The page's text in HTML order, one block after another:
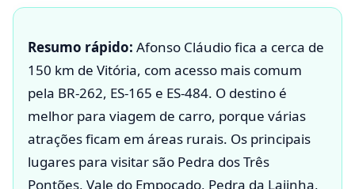
Resumo rápido: Afonso Cláudio fica a cerca de
150 km de Vitória, com acesso mais comum
pela BR-262, ES-165 e ES-484. O destino é
melhor para viagem de carro, porque várias
atrações ficam em áreas rurais. Os principais
lugares para visitar são Pedra dos Três
Pontões, Vale do Empoçado, Pedra da Lajinha,